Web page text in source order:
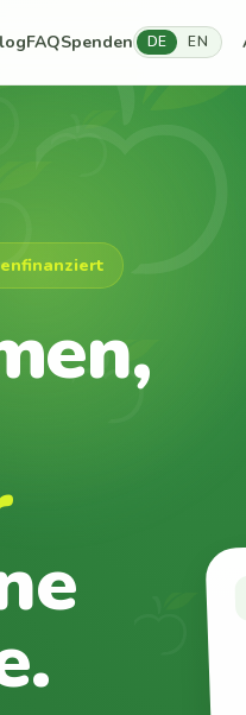
FAQSpenden DE EN